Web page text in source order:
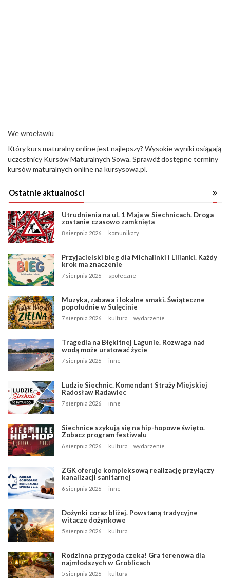
We wrocławiu
Którykurs maturalny onlinejest najlepszy? Wysokie wyniki osiągają
uczestnicy Kursów Maturalnych Sowa. Sprawdź dostępne terminy
kursów maturalnych online na kursysowa.pl.
Ostatnie aktualności
Utrudnienia na ul. 1 Maja w Siechnicach. Droga
zostanie czasowo zamknięta
8 sierpnia 2026 komunikaty
Przyjacielski bieg dla Michalinki i Lilianki. Każdy
krok ma znaczenie
7 sierpnia 2026 społeczne
Muzyka, zabawa i lokalne smaki. Świąteczne
popołudnie w Sulęcinie
7 sierpnia 2026 kultura wydarzenie
Tragedia na Błękitnej Lagunie. Rozwaga nad
wodą może uratować życie
7 sierpnia 2026 inne
Ludzie Siechnic. Komendant Straży Miejskiej
Radosław Radawiec
7 sierpnia 2026 inne
Siechnice szykują się na hip-hopowe święto.
Zobacz program festiwalu
6 sierpnia 2026 kultura wydarzenie
ZGK oferuje kompleksową realizację przyłączy
kanalizacji sanitarnej
6 sierpnia 2026 inne
Dożynki coraz bliżej. Powstaną tradycyjne
witacze dożynkowe
5 sierpnia 2026 kultura
Rodzinna przygoda czeka! Gra terenowa dla
najmłodszych w Groblicach
5 sierpnia 2026 kultura